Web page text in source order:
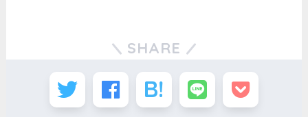
SHARE